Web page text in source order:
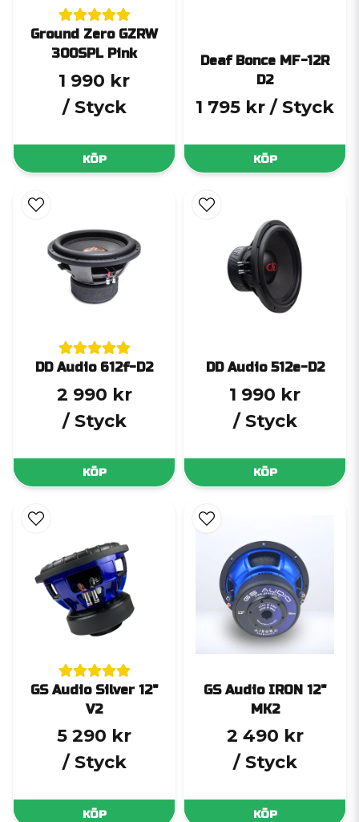
Ground Zero GZRW
300SPL Pink
1 990 kr
/ Styck
KÖP
Deaf Bonce MF-12R
D2
1 795 kr / Styck
KÖP
DD Audio 612f-D2
2 990 kr
/ Styck
KÖP
DD Audio 512e-D2
1 990 kr
/ Styck
KÖP
GS Audio Silver 12"
V2
5 290 kr
/ Styck
KÖP
GS Audio IRON 12"
MK2
2 490 kr
/ Styck
KÖP